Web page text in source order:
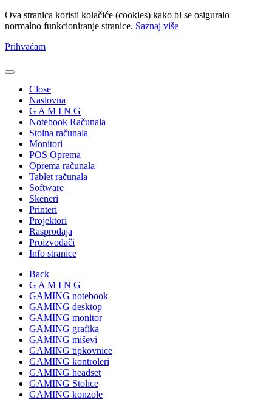
Ova stranica koristi kolačiće (cookies) kako bi se osiguralo
normalno funkcioniranje stranice. Saznaj više
Prihvaćam
Close
Naslovna
G A M I N G
Notebook Računala
Stolna računala
Monitori
POS Oprema
Oprema računala
Tablet računala
Software
Skeneri
Printeri
Projektori
Rasprodaja
Proizvođači
Info stranice
Back
G A M I N G
GAMING notebook
GAMING desktop
GAMING monitor
GAMING grafika
GAMING miševi
GAMING tipkovnice
GAMING kontroleri
GAMING headset
GAMING Stolice
GAMING konzole